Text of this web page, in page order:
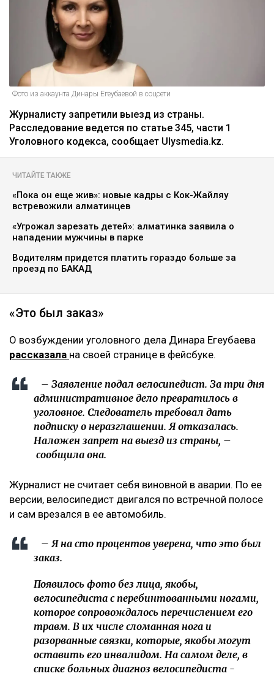
Фото из аккаунта Динары Егеубаевой в соцсети
Журналисту запретили выезд из страны.
Расследование ведется по статье 345, части 1
Уголовного кодекса, сообщает Ulysmedia.kz.
ЧИТАЙТЕ ТАКЖЕ
«Пока он еще жив»: новые кадры с Кок-Жайляу
встревожили алматинцев
«Угрожал зарезать детей»: алматинка заявила о
нападении мужчины в парке
Водителям придется платить гораздо больше за
проезд по БАКАД
«Это был заказ»
О возбуждении уголовного дела Динара Егеубаева
рассказала на своей странице в фейсбуке.
– Заявление подал велосипедист. За три дня
административное дело превратилось в
уголовное. Следователь требовал дать
подписку о неразглашении. Я отказалась.
Наложен запрет на выезд из страны, –
сообщила она.
Журналист не считает себя виновной в аварии. По ее
версии, велосипедист двигался по встречной полосе
и сам врезался в ее автомобиль.
– Я на сто процентов уверена, что это был
заказ.
Появилось фото без лица, якобы,
велосипедиста с перебинтованными ногами,
которое сопровождалось перечислением его
травм. В их числе сломанная нога и
разорванные связки, которые, якобы могут
оставить его инвалидом. На самом деле, в
списке больных диагноз велосипедиста -